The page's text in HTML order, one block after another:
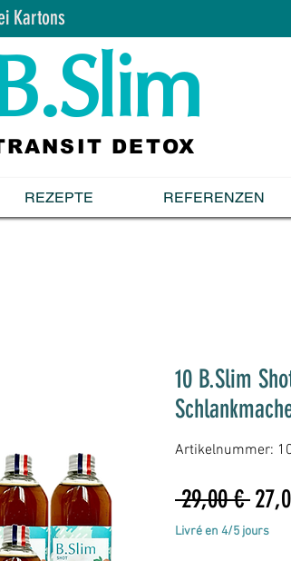
Kartons
DETOX
REZEPTE REFERENZEN
10 B.Slim
Artikelnummer:
29,00 €
Livré en 4/5 jours